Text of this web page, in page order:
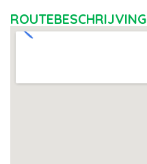
ROUTEBESCHRIJVING